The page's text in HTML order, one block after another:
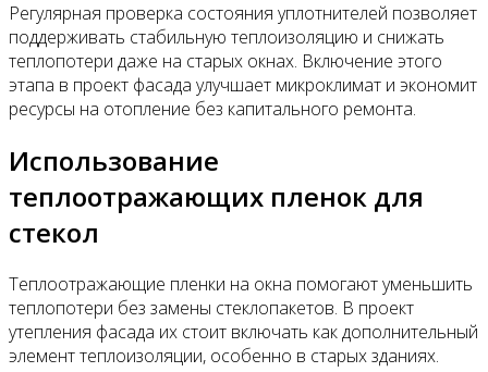
Регулярная проверка состояния уплотнителей позволяет
поддерживать стабильную теплоизоляцию и снижать
теплопотери даже на старых окнах. Включение этого
этапа в проект фасада улучшает микроклимат и экономит
ресурсы на отопление без капитального ремонта.
Использование
теплоотражающих пленок для
стекол
Теплоотражающие пленки на окна помогают уменьшить
теплопотери без замены стеклопакетов. В проект
утепления фасада их стоит включать как дополнительный
элемент теплоизоляции, особенно в старых зданиях.